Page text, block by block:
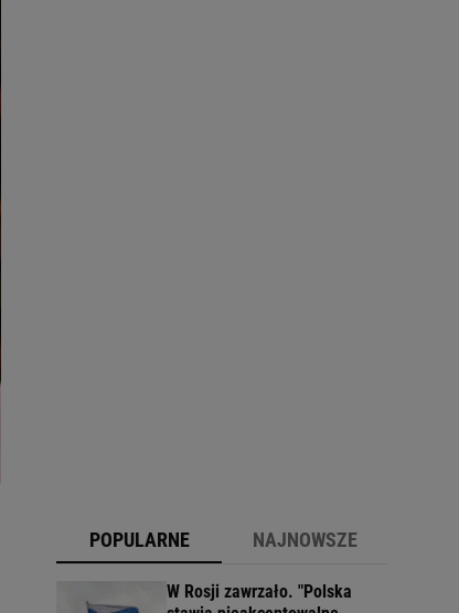
POPULARNE NAJNOWSZE
W Rosji zawrzało. "Polska